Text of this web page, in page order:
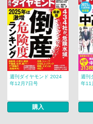
週刊ダイヤモンド 2024
年12月7日号
購入
週刊
年11